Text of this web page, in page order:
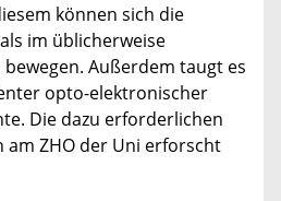
können sich die
im üblicherweise
Außerdem taugt es
opto-elektronischer
Die dazu erforderlichen
am ZHO der Uni erforscht